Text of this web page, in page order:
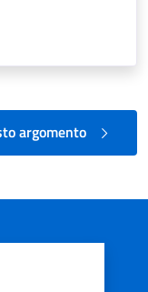
argomento